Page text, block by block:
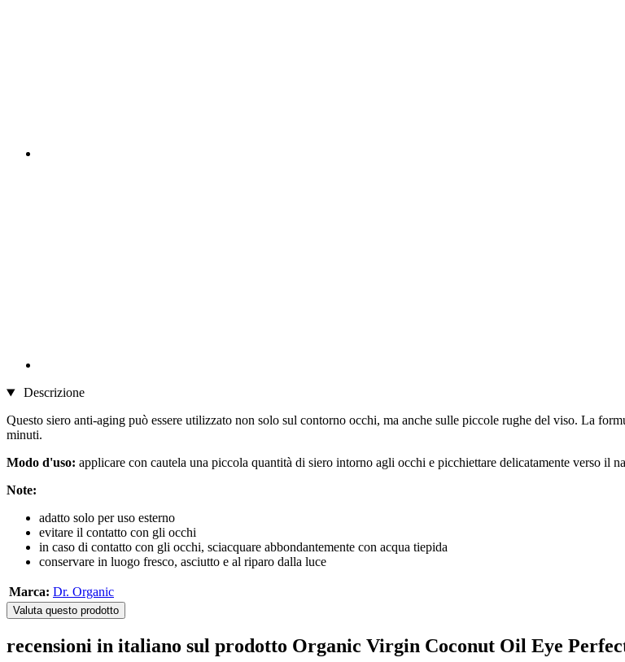
Descrizione
Questo siero anti-aging può essere utilizzato non solo sul contorno occhi, ma anche sulle piccole rughe del viso. La
minuti.
Modo d'uso: applicare con cautela una piccola quantità di siero intorno agli occhi e picchiettare delicatamente verso il
Note:
adatto solo per uso esterno
evitare il contatto con gli occhi
in caso di contatto con gli occhi, sciacquare abbondantemente con acqua tiepida
conservare in luogo fresco, asciutto e al riparo dalla luce
Marca: Dr. Organic
Valuta questo prodotto
recensioni in italiano sul prodotto Organic Virgin Coconut Oil Eye